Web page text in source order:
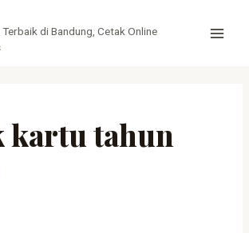
di Bandung, Cetak Online
kartu tahun